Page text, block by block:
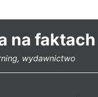
na faktach
wydawnictwo